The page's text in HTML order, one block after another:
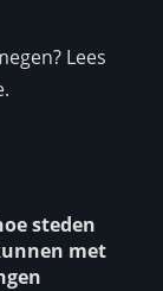
Lees
steden
met